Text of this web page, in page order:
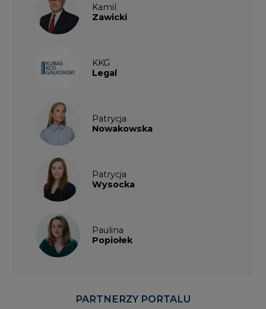
Kamil
Zawicki
KKG
Legal
Patrycja
Nowakowska
Patrycja
Wysocka
Paulina
Popiołek
PARTNERZY PORTALU